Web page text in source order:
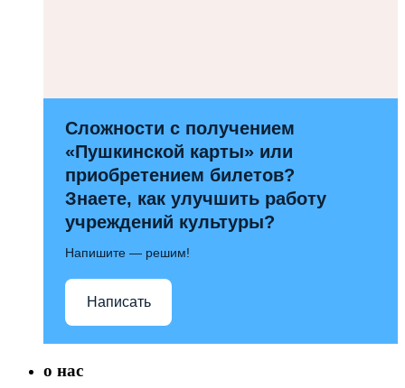
Сложности с получением
«Пушкинской карты» или
приобретением билетов?
Знаете, как улучшить работу
учреждений культуры?
Напишите — решим!
Написать
о нас